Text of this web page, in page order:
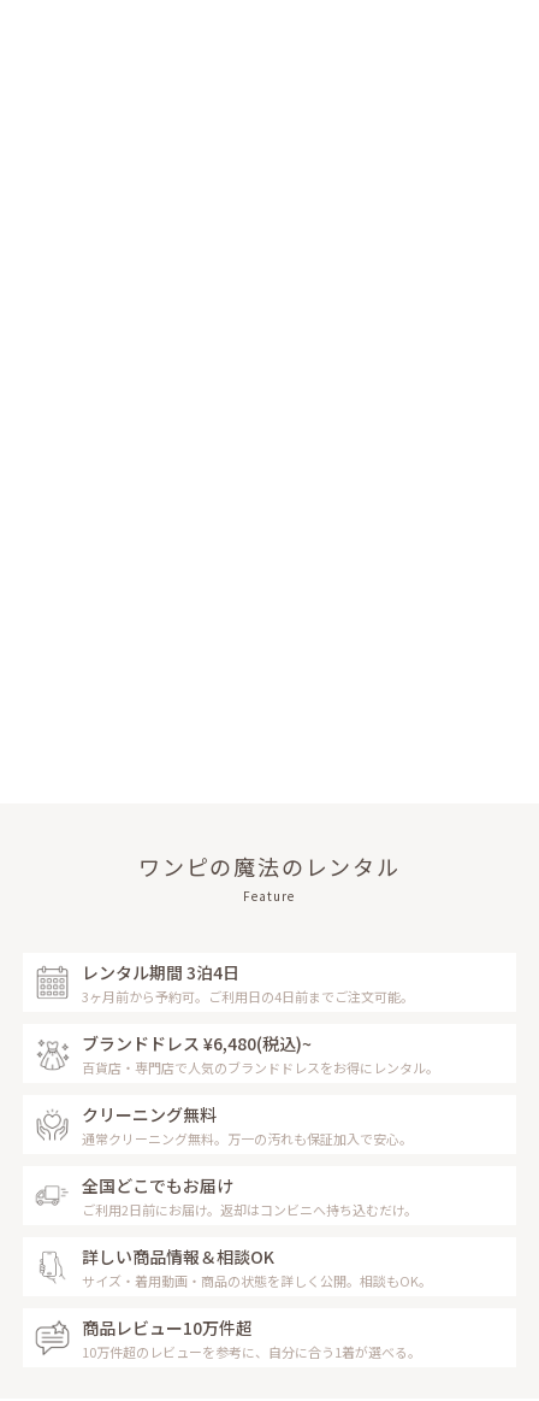
ワンピの魔法のレンタル
Feature
レンタル期間 3泊4日
3ヶ月前から予約可。ご利用日の4日前までご注文可能。
ブランドドレス ¥6,480(税込)~
百貨店・専門店で人気のブランドドレスをお得にレンタル。
クリーニング無料
通常クリーニング無料。万一の汚れも保証加入で安心。
全国どこでもお届け
ご利用2日前にお届け。返却はコンビニへ持ち込むだけ。
詳しい商品情報＆相談OK
サイズ・着用動画・商品の状態を詳しく公開。相談もOK。
商品レビュー10万件超
10万件超のレビューを参考に、自分に合う1着が選べる。